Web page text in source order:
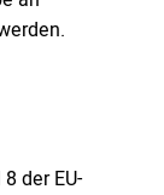
der EU-